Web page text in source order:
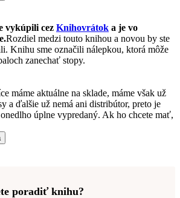
vykúpili cez Knihovrátok a je vo
Rozdiel medzi touto knihou a novou by ste
Knihu sme označili nálepkou, ktorá môže
zanechať stopy.
máme aktuálne na sklade, máme však už
a ďalšie už nemá ani distribútor, preto je
úplne vypredaný. Ak ho chcete mať,
poradiť knihu?